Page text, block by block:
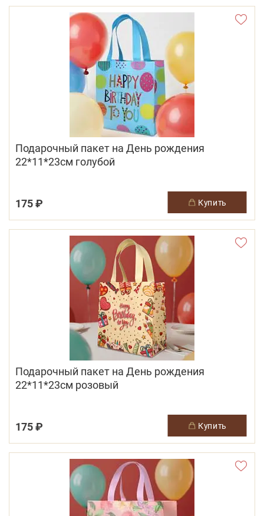
Подарочный пакет на День рождения
22*11*23см голубой
175 ₽ купить
Подарочный пакет на День рождения
22*11*23см розовый
175 ₽ купить